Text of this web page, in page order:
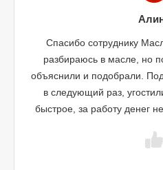
Спасибо сотруднику
разбираюсь в масле, но
объяснили и подобрали.
в следующий раз,
быстрое, за работу денег